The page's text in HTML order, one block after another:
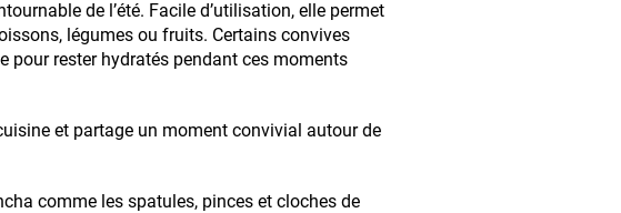
de l’été. Facile d’utilisation, elle permet
légumes ou fruits. Certains convives
pour rester hydratés pendant ces moments
et partage un moment convivial autour de
comme les spatules, pinces et cloches de